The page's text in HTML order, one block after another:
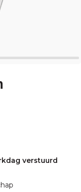
verstuurd